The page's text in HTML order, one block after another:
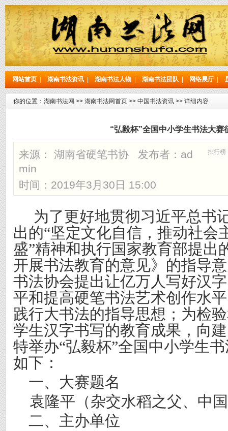
网站首页 湖南书法资讯 湖南书法人物 湖南书法团队 网络展厅
你的位置： 湖南书法网 >> 湖南书法网首页 >> 中国书法资讯 >> 详细内容
“弘毅杯”全国中小学生书法大赛
排行榜
来源： 湖南省硬笔书协 发布者： ad
min
时间：2019年3月30日 15:00
为了更好地贯彻习近平总书
出的“坚定文化自信，推动社会
盛”精神和执行国家教育部提出
开展书法教育的意见》的指导
书法协会提出让亿万人写好汉
平和提高硬笔书法艺术创作水
践行大书法的指导思想；为检
学生汉字书写的教育成果，向
特举办“弘毅杯”全国中小学生
如下：
一、大赛题名
袁隆平（杂交水稻之父、中
二、主办单位